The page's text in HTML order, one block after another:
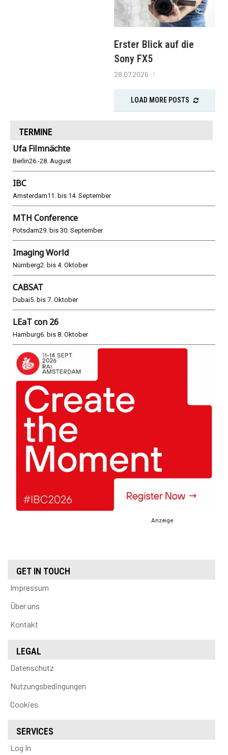
Erster Blick auf die
Sony FX5
28.07.2026
LOAD MORE POSTS
TERMINE
Ufa Filmnächte
Berlin26.-28. August
IBC
Amsterdam11. bis 14. September
MTH Conference
Potsdam29. bis 30. September
Imaging World
Nürnberg2. bis 4. Oktober
CABSAT
Dubai5. bis 7. Oktober
LEaT con 26
Hamburg6. bis 8. Oktober
Anzeige
GET IN TOUCH
Impressum
Über uns
Kontakt
LEGAL
Datenschutz
Nutzungsbedingungen
Cookies
SERVICES
Log In